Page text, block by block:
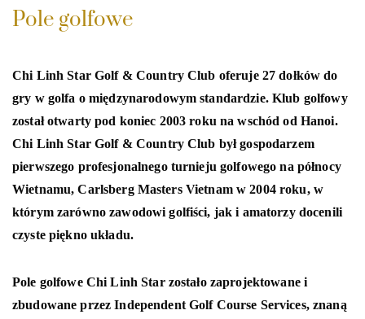
Pole golfowe
Chi Linh Star Golf & Country Club oferuje 27 dołków do
gry w golfa o międzynarodowym standardzie. Klub golfowy
został otwarty pod koniec 2003 roku na wschód od Hanoi.
Chi Linh Star Golf & Country Club był gospodarzem
pierwszego profesjonalnego turnieju golfowego na północy
Wietnamu, Carlsberg Masters Vietnam w 2004 roku, w
którym zarówno zawodowi golfiści, jak i amatorzy docenili
czyste piękno układu.
Pole golfowe Chi Linh Star zostało zaprojektowane i
zbudowane przez Independent Golf Course Services, znaną